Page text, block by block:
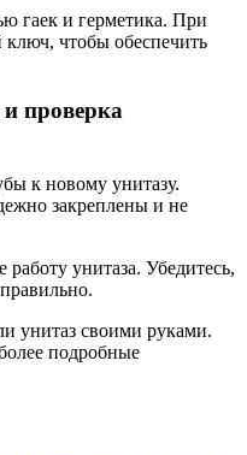
гаек и герметика. При
ключ, чтобы обеспечить
проверка
к новому унитазу.
закреплены и не
унитаза. Убедитесь,
унитаз своими руками.
подробные